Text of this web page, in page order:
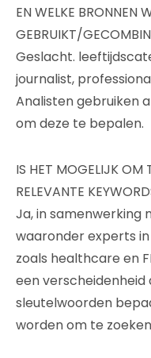
EN WELKE BRONNEN
GEBRUIKT/
Geslacht.
journalist,
Analisten gebruiken
om deze te bepalen.
IS HET MOGELIJK OM
RELEVANTE
Ja, in samenwerking
waaronder experts
zoals healthcare en
een
sleutelwoorden
worden om te